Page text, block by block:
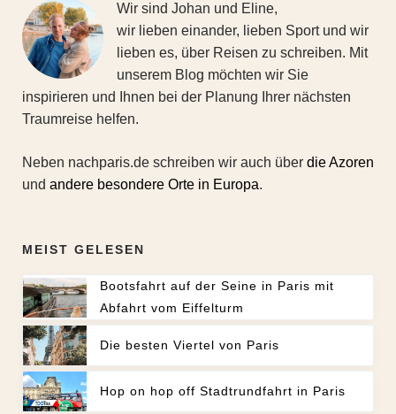
Wir sind Johan und Eline,
wir lieben einander, lieben Sport und wir
lieben es, über Reisen zu schreiben. Mit
unserem Blog möchten wir Sie
inspirieren und Ihnen bei der Planung Ihrer nächsten
Traumreise helfen.
Neben nachparis.de schreiben wir auch über die Azoren
und andere besondere Orte in Europa.
MEIST GELESEN
Bootsfahrt auf der Seine in Paris mit
Abfahrt vom Eiffelturm
Die besten Viertel von Paris
Hop on hop off Stadtrundfahrt in Paris